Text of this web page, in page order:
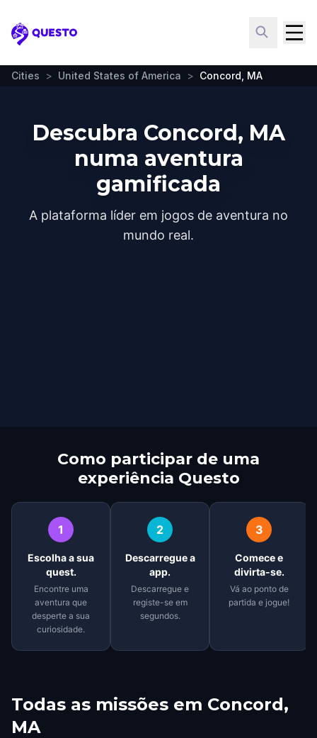
Questo
Cities > United States of America > Concord, MA
Descubra Concord, MA
numa aventura
gamificada
A plataforma líder em jogos de aventura no
mundo real.
Como participar de uma
experiência Questo
1
Escolha a sua
quest.
Encontre uma
aventura que
desperte a sua
curiosidade.
2
Descarregue a
app.
Descarregue e
registe-se em
segundos.
3
Comece e
divirta-se.
Vá ao ponto de
partida e jogue!
Todas as missões em Concord,
MA